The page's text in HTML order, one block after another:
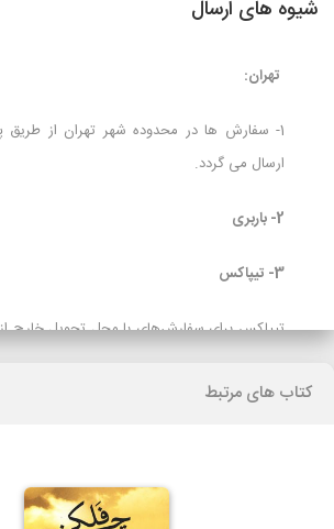
شیوه های ارسال
تهران:
1- سفارش ها در محدوده شهر تهران از
ارسال می گردد.
2- باربری
3- تیپاکس
تیپاکس برای سفارش‌های با محل تحویل خارج
هنگام تحویل کالا(پس کرایه) دارند توصیه می شود.
گیلان)نسبت به سایر روشهای ارسال سریعتر می
ارسال با پست تیپاکس، هزینه حمل به عهده
کتاب های مرتبط